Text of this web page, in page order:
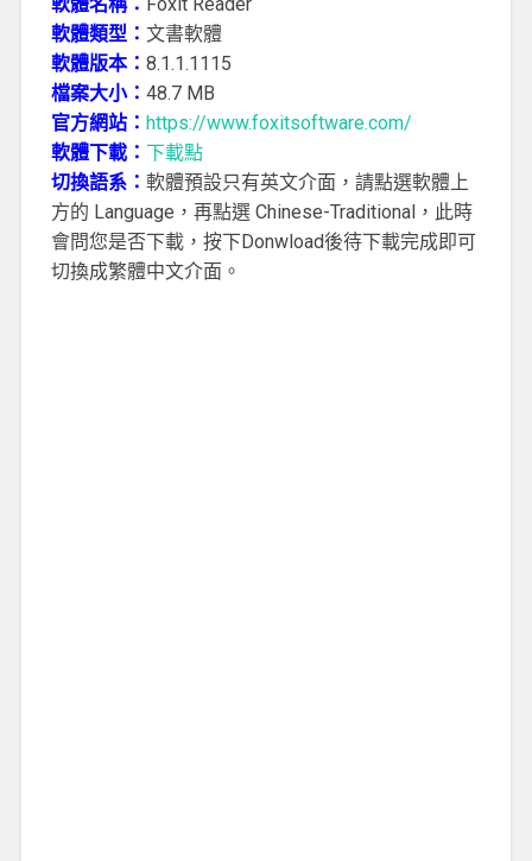
軟體類型： 文書軟體
軟體版本： 8.1.1.1115
檔案大小： 48.7 MB
官方網站： https://www.foxitsoftware.com/
軟體下載： 下載點
切換語系： 軟體預設只有英文介面，請點選軟體上
方的 Language，再點選 Chinese-Traditional，此時
會問您是否下載，按下Donwload後待下載完成即可
切換成繁體中文介面。